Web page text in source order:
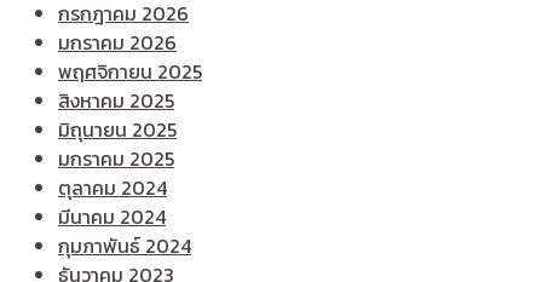
กรกฎาคม 2026
มกราคม 2026
พฤศจิกายน 2025
สิงหาคม 2025
มิถุนายน 2025
มกราคม 2025
ตุลาคม 2024
มีนาคม 2024
กุมภาพันธ์ 2024
ธันวาคม 2023